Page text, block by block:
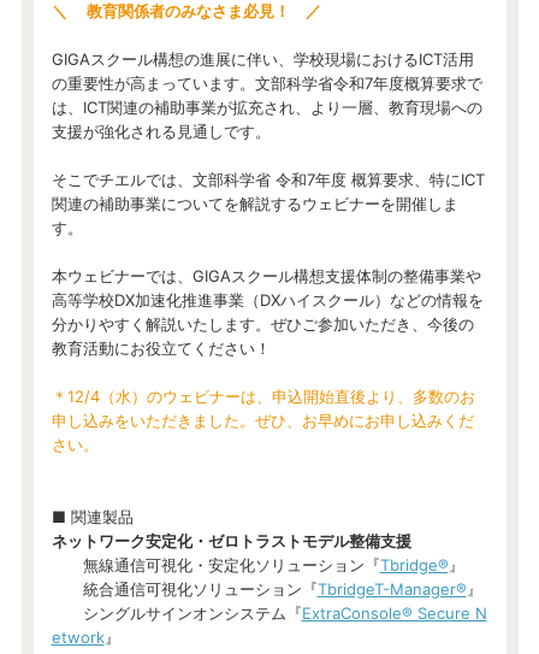
＼ 教育関係者のみなさま必見！ ／
GIGAスクール構想の進展に伴い、学校現場におけるICT活用
の重要性が高まっています。文部科学省令和7年度概算要求で
は、ICT関連の補助事業が拡充され、より一層、教育現場への
支援が強化される見通しです。
そこでチエルでは、文部科学省 令和7年度 概算要求、特にICT
関連の補助事業についてを解説するウェビナーを開催しま
す。
本ウェビナーでは、GIGAスクール構想支援体制の整備事業や
高等学校DX加速化推進事業（DXハイスクール）などの情報を
分かりやすく解説いたします。ぜひご参加いただき、今後の
教育活動にお役立てください！
＊12/4（水）のウェビナーは、申込開始直後より、多数のお
申し込みをいただきました。ぜひ、お早めにお申し込みくだ
さい。
■ 関連製品
ネットワーク安定化・ゼロトラストモデル整備支援
無線通信可視化・安定化ソリューション『Tbridge® 』
統合通信可視化ソリューション『TbridgeT-Manager® 』
シングルサインオンシステム『ExtraConsole® Secure N
etwork』